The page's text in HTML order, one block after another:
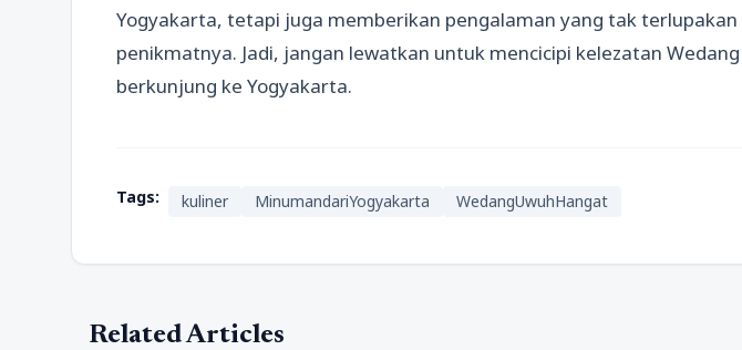
Yogyakarta, tetapi juga memberikan pengalaman yang tak terlupakan
penikmatnya. Jadi, jangan lewatkan untuk mencicipi kelezatan
berkunjung ke Yogyakarta.
Tags: kuliner MinumandariYogyakarta WedangUwuhHangat
Related Articles